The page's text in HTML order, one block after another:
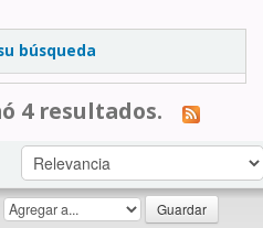
búsqueda
4 resultados.